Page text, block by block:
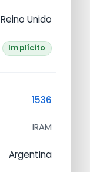
Reino Unido
Implícito
1536
IRAM
Argentina